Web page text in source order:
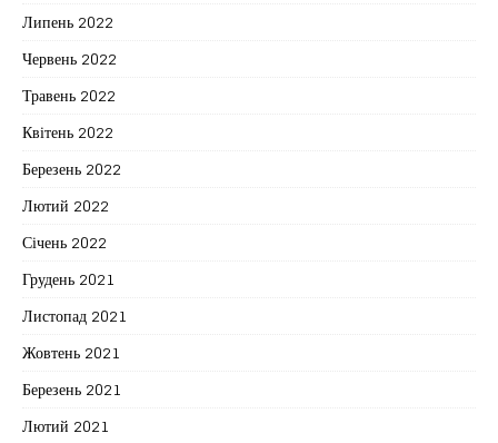
Липень 2022
Червень 2022
Травень 2022
Квітень 2022
Березень 2022
Лютий 2022
Січень 2022
Грудень 2021
Листопад 2021
Жовтень 2021
Березень 2021
Лютий 2021